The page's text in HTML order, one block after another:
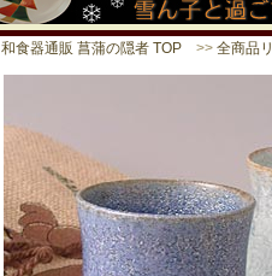
和食器通販 菖蒲の隠者 TOP >> 全商品